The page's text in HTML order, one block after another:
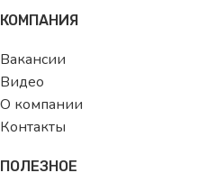
КОМПАНИЯ
Вакансии
Видео
О компании
Контакты
ПОЛЕЗНОЕ